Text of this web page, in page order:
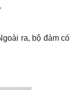
ra, bộ đàm có